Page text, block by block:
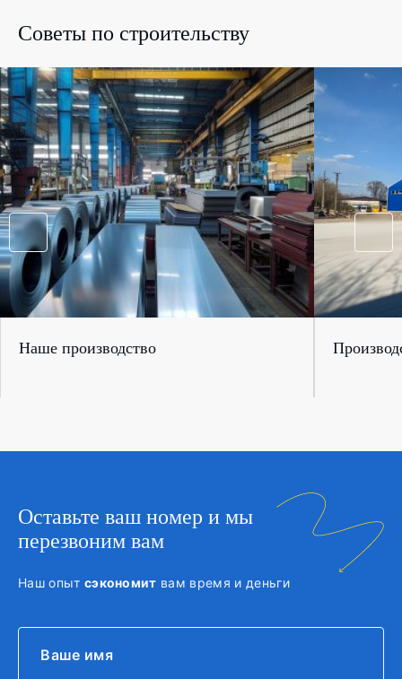
Советы по строительству
Наше производство
Оставьте ваш номер и мы
перезвоним вам
Наш опыт сэкономит вам время и деньги